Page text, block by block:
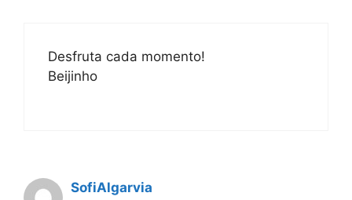
Desfruta cada momento!
Beijinho
SofiAlgarvia